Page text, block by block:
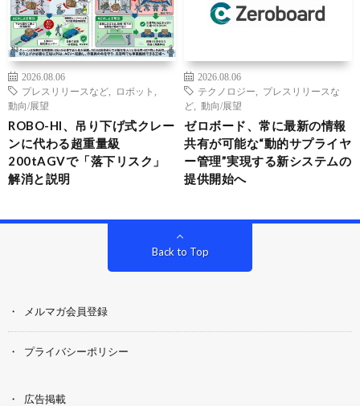
2026.08.06
プレスリリースなど
ロボット
動向/展望
ROBO-HI、吊り下げ式クレー
ンに代わる超重量級
200tAGVで「落下リスク」
解消と説明
2026.08.06
テクノロジー
プレスリリースな
ど
動向/展望
ゼロボード、常に最新の情報
共有が可能な“動的サプライヤ
ー管理”実現する新システムの
提供開始へ
Back to Top
メルマガ会員登録
プライバシーポリシー
広告掲載